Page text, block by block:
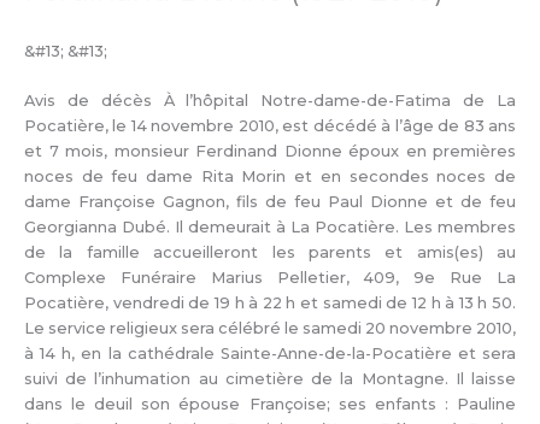
&#13; &#13;
Avis de décès À l’hôpital Notre-dame-de-Fatima de La
Pocatière, le 14 novembre 2010, est décédé à l’âge de 83 ans
et 7 mois, monsieur Ferdinand Dionne époux en premières
noces de feu dame Rita Morin et en secondes noces de
dame Françoise Gagnon, fils de feu Paul Dionne et de feu
Georgianna Dubé. Il demeurait à La Pocatière. Les membres
de la famille accueilleront les parents et amis(es) au
Complexe Funéraire Marius Pelletier, 409, 9e Rue La
Pocatière, vendredi de 19 h à 22 h et samedi de 12 h à 13 h 50.
Le service religieux sera célébré le samedi 20 novembre 2010,
à 14 h, en la cathédrale Sainte-Anne-de-la-Pocatière et sera
suivi de l’inhumation au cimetière de la Montagne. Il laisse
dans le deuil son épouse Françoise; ses enfants : Pauline